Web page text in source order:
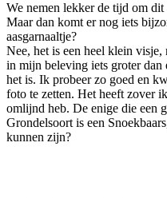
We nemen lekker de tijd om dit
Maar dan komt er nog iets
aasgarnaaltje?
Nee, het is een heel klein
in mijn beleving iets groter dan
het is. Ik probeer zo goed en
foto te zetten. Het heeft zover
omlijnd heb. De enige die een
Grondelsoort is een
kunnen zijn?